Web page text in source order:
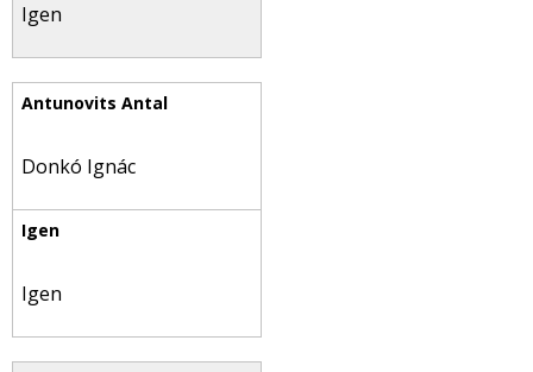
Igen
Donkó Ignác
Igen